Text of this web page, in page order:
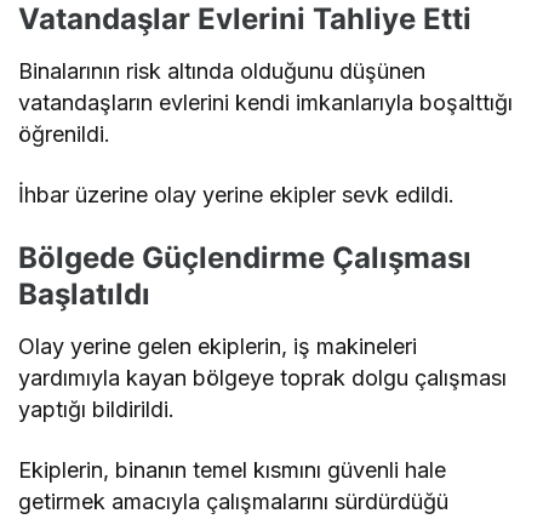
Vatandaşlar Evlerini Tahliye Etti
Binalarının risk altında olduğunu düşünen
vatandaşların evlerini kendi imkanlarıyla boşalttığı
öğrenildi.
İhbar üzerine olay yerine ekipler sevk edildi.
Bölgede Güçlendirme Çalışması
Başlatıldı
Olay yerine gelen ekiplerin, iş makineleri
yardımıyla kayan bölgeye toprak dolgu çalışması
yaptığı bildirildi.
Ekiplerin, binanın temel kısmını güvenli hale
getirmek amacıyla çalışmalarını sürdürdüğü